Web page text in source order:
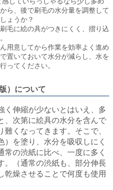
ら、後で刷毛の水分量を調整して
ょうか？
毛に絵の具がつきにくく、摺り込
用意してから作業を効率よく進め
置いておいて水分が減らし、水を
ってください。
）について
伸縮が少ないとはいえ、多
、次第に絵具の水分を含んで
くなってきます。そこで、
を塗り、水分を吸収しにく
常の渋紙に比べ、一度に多く
。（通常の渋紙も、部分伸長
乾燥させることで何度も使用